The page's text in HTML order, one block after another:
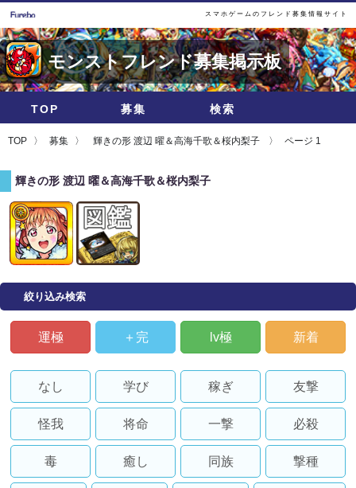
スマホゲームのフレンド募集情報サイト
モンストフレンド募集掲示板
TOP 募集 検索
TOP 募集 輝きの形 渡辺 曜＆高海千歌＆桜内梨子 ページ 1
輝きの形 渡辺 曜＆高海千歌＆桜内梨子
絞り込み検索
運極 ＋完 lv極 新着
なし 学び 稼ぎ 友撃
怪我 将命 一撃 必殺
毒 癒し 同族 撃種